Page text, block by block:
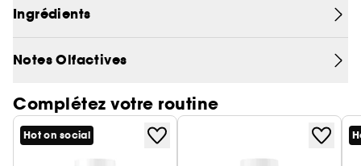
Ingrédients
Notes Olfactives
Complétez votre routine
Hot on social